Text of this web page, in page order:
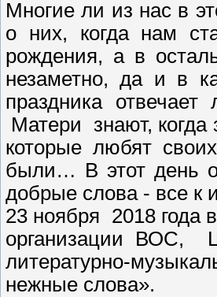
Многие ли из нас в
о них, когда нам
рождения, а в
незаметно, да и в
праздника
Матери знают, когда
которые любят
были… В этот день
добрые слова - все к
23 ноября 2018 года
организации ВОС,
литературно-
нежные слова».